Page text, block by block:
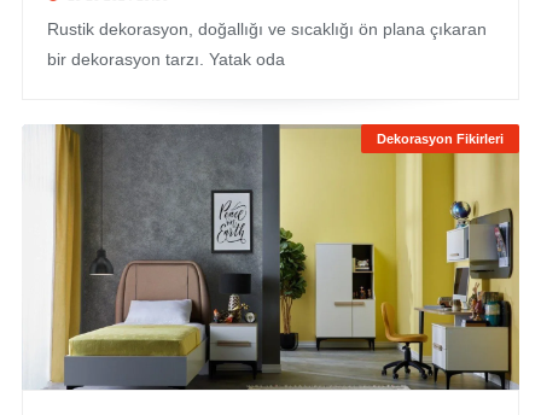
Rustik dekorasyon, doğallığı ve sıcaklığı ön plana çıkaran
bir dekorasyon tarzı. Yatak oda
Dekorasyon Fikirleri